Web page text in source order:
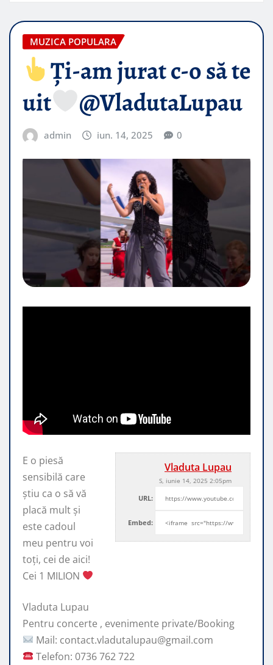
MUZICA POPULARA
Ți-am jurat c-o să te
uit
@VladutaLupau
admin iun. 14, 2025 0
Vladuta Lupau
S, iunie 14, 2025 2:05pm
URL:
Embed:
E o piesă
sensibilă care
știu ca o să vă
placă mult și
este cadoul
meu pentru voi
toți, cei de aici!
Cei 1 MILION
Vladuta Lupau
Pentru concerte , evenimente private/Booking
Mail: contact.vladutalupau@gmail.com
Telefon: 0736 762 722